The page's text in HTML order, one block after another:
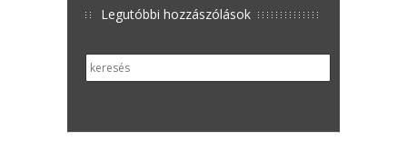
Legutóbbi hozzászólások